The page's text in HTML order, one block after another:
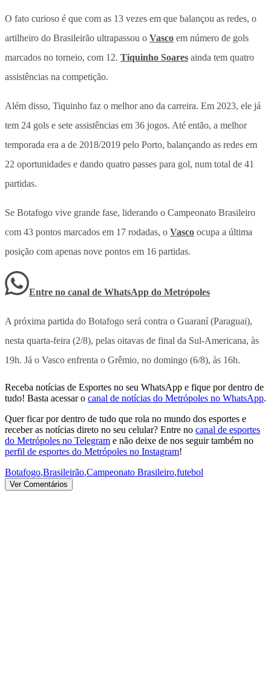
O fato curioso é que com as 13 vezes em que balançou as redes, o
artilheiro do Brasileirão ultrapassou o Vasco em número de gols
marcados no torneio, com 12. Tiquinho Soares ainda tem quatro
assistências na competição.
Além disso, Tiquinho faz o melhor ano da carreira. Em 2023, ele já
tem 24 gols e sete assistências em 36 jogos. Até então, a melhor
temporada era a de 2018/2019 pelo Porto, balançando as redes em
22 oportunidades e dando quatro passes para gol, num total de 41
partidas.
Se Botafogo vive grande fase, liderando o Campeonato Brasileiro
com 43 pontos marcados em 17 rodadas, o Vasco ocupa a última
posição com apenas nove pontos em 16 partidas.
Entre no canal de WhatsApp do Metrópoles
A próxima partida do Botafogo será contra o Guaraní (Paraguai),
nesta quarta-feira (2/8), pelas oitavas de final da Sul-Americana, às
19h. Já o Vasco enfrenta o Grêmio, no domingo (6/8), às 16h.
Receba notícias de Esportes no seu WhatsApp e fique por dentro de
tudo! Basta acessar o canal de notícias do Metrópoles no WhatsApp.
Quer ficar por dentro de tudo que rola no mundo dos esportes e
receber as notícias direto no seu celular? Entre no canal de esportes
do Metrópoles no Telegram e não deixe de nos seguir também no
perfil de esportes do Metrópoles no Instagram!
Botafogo,Brasileirão,Campeonato Brasileiro,futebol
Ver Comentários